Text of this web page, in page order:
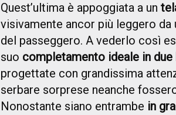
Quest’ultima è appoggiata a un
visivamente ancor più leggero
del passeggero. A vederlo così
suo completamento ideale in
progettate con grandissima
serbare sorprese neanche
Nonostante siano entrambe in